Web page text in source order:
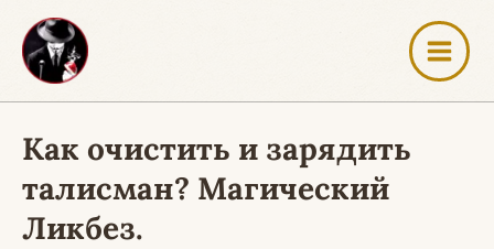
Перейти
содержимому
Как очистить и зарядить
талисман? Магический
Ликбез.